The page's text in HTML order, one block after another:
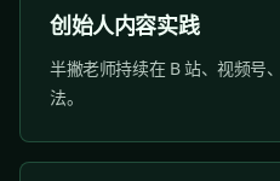
创始人内容实践
半撇老师持续在 B 站、视频号
法。